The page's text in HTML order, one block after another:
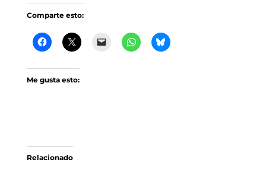
Comparte esto:
Me gusta esto:
Relacionado